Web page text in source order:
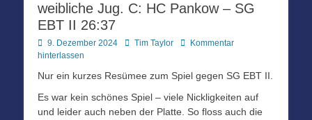
weibliche Jug. C: HC Pankow – SG
EBT II 26:37
Posted
on
9. Dezember 2024 AutorTim Taylor
Kommentar
hinterlassen
Nur ein kurzes Resümee zum Spiel gegen SG EBT II.
Es war kein schönes Spiel – viele Nickligkeiten auf
und leider auch neben der Platte. So floss auch die